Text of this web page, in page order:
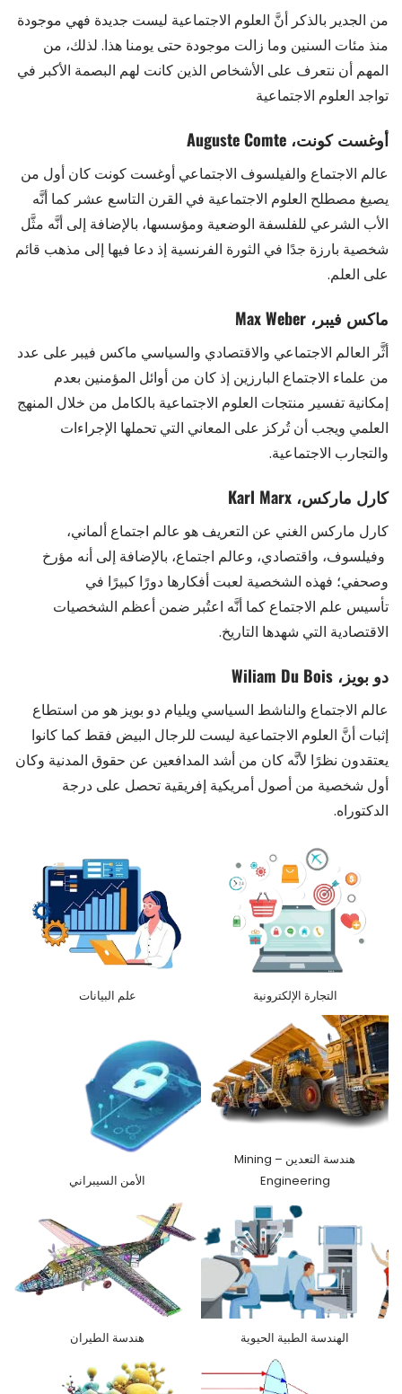
من الجدير بالذكر أنَّ العلوم الاجتماعية ليست جديدة فهي موجودة
منذ مئات السنين وما زالت موجودة حتى يومنا هذا. لذلك، من
المهم أن نتعرف على الأشخاص الذين كانت لهم البصمة الأكبر في
تواجد العلوم الاجتماعية
أوغست كونت، Auguste Comte
عالم الاجتماع والفيلسوف الاجتماعي أوغست كونت كان أول من
يصيغ مصطلح العلوم الاجتماعية في القرن التاسع عشر كما أنَّه
الأب الشرعي للفلسفة الوضعية ومؤسسها، بالإضافة إلى أنَّه مثَّل
شخصية بارزة جدًا في الثورة الفرنسية إذ دعا فيها إلى مذهب قائم
على العلم.
ماكس فيبر، Max Weber
أثَّر العالم الاجتماعي والاقتصادي والسياسي ماكس فيبر على عدد
من علماء الاجتماع البارزين إذ كان من أوائل المؤمنين بعدم
إمكانية تفسير منتجات العلوم الاجتماعية بالكامل من خلال المنهج
العلمي ويجب أن تُركز على المعاني التي تحملها الإجراءات
والتجارب الاجتماعية.
كارل ماركس، Karl Marx
كارل ماركس الغني عن التعريف هو عالم اجتماع ألماني،
وفيلسوف، واقتصادي، وعالم اجتماع، بالإضافة إلى أنه مؤرخ
وصحفي؛ فهذه الشخصية لعبت أفكارها دورًا كبيرًا في
تأسيس علم الاجتماع كما أنَّه اعتُبر ضمن أعظم الشخصيات
الاقتصادية التي شهدها التاريخ.
دو بويز، Wiliam Du Bois
عالم الاجتماع والناشط السياسي ويليام دو بويز هو من استطاع
إثبات أنَّ العلوم الاجتماعية ليست للرجال البيض فقط كما كانوا
يعتقدون نظرًا لأنَّه كان من أشد المدافعين عن حقوق المدنية وكان
أول شخصية من أصول أمريكية إفريقية تحصل على درجة
الدكتوراه.
التجارة الإلكترونية علم البيانات
هندسة التعدين – Mining
Engineering
الأمن السيبراني
الهندسة الطبية الحيوية هندسة الطيران